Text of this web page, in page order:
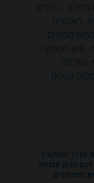
– בונים
האתרים
וויש מספקת
ושירותי
קטנים
הדרך והתקציב
מגוון תכניות
למתחילים.